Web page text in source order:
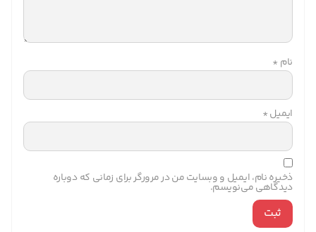
نام *
ایمیل*
ذخیره نام، ایمیل و وبسایت من در مرورگر برای زمانی که دوباره
دیدگاهی می‌نویسم.